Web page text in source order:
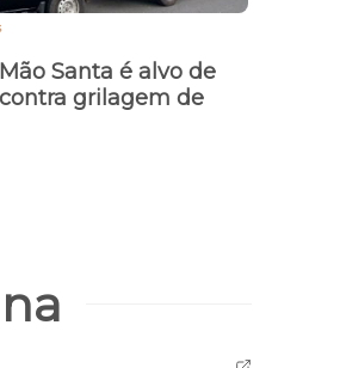
Santa é alvo de
grilagem de